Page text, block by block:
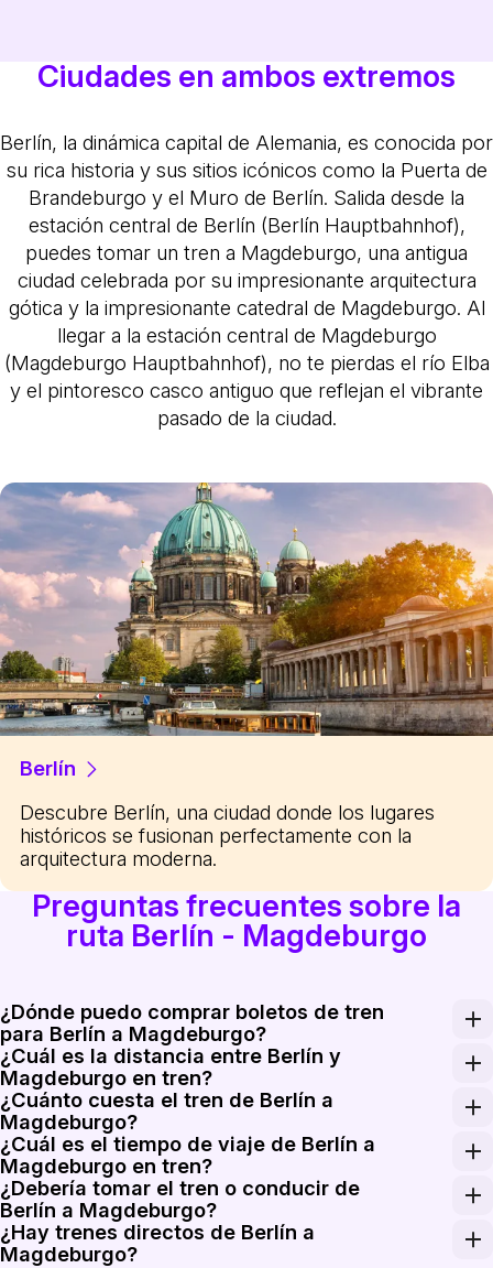
Ciudades en ambos extremos
Berlín, la dinámica capital de Alemania, es conocida por
su rica historia y sus sitios icónicos como la Puerta de
Brandeburgo y el Muro de Berlín. Salida desde la
estación central de Berlín (Berlín Hauptbahnhof),
puedes tomar un tren a Magdeburgo, una antigua
ciudad celebrada por su impresionante arquitectura
gótica y la impresionante catedral de Magdeburgo. Al
llegar a la estación central de Magdeburgo
(Magdeburgo Hauptbahnhof), no te pierdas el río Elba
y el pintoresco casco antiguo que reflejan el vibrante
pasado de la ciudad.
Berlín
Descubre Berlín, una ciudad donde los lugares
históricos se fusionan perfectamente con la
arquitectura moderna.
Preguntas frecuentes sobre la
ruta Berlín - Magdeburgo
¿Dónde puedo comprar boletos de tren
para Berlín a Magdeburgo?
Puede comprar boletos de tren para la ruta de Berlín
¿Cuál es la distancia entre Berlín y
Magdeburgo en tren?
La distancia en tren de Berlín a Magdeburgo es
¿Cuánto cuesta el tren de Berlín a
Magdeburgo?
El tren de Berlín a Magdeburgo cuesta entre 22 EUR
¿Cuál es el tiempo de viaje de Berlín a
Magdeburgo en tren?
El viaje de Berlín a Magdeburgo suele tardar
¿Debería tomar el tren o conducir de
Berlín a Magdeburgo?
Tomar el tren suele ser más conveniente ya que te
¿Hay trenes directos de Berlín a
Magdeburgo?